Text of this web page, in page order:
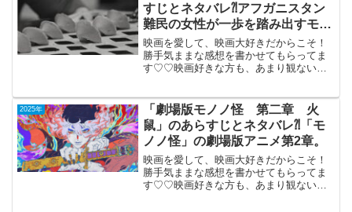
すじとネタバレ⁈アフガニスタン
難民の女性が一歩を踏み出すモノ
クロ・ドラマ。
映画を愛して、映画大好きだからこそ！
勝手気ままな感想を書かせてもらってま
す♡♡映画好きな方も、あまり観ない方
フガニスタン難民の女性が一歩を踏み出
すモノク...
2025年
「劇場版モノノ怪 第二章 火
鼠」のあらすじとネタバレ⁈「モ
ノノ怪」の劇場版アニメ第2章。
映画を愛して、映画大好きだからこそ！
勝手気ままな感想を書かせてもらってま
す♡♡映画好きな方も、あまり観ない方